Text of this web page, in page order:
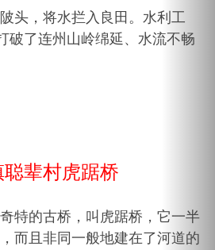
头，将水拦入良田。水利工
破了连州山岭绵延、水流不畅
辈村虎踞桥
特的古桥，叫虎踞桥，它一半
而且非同一般地建在了河道的